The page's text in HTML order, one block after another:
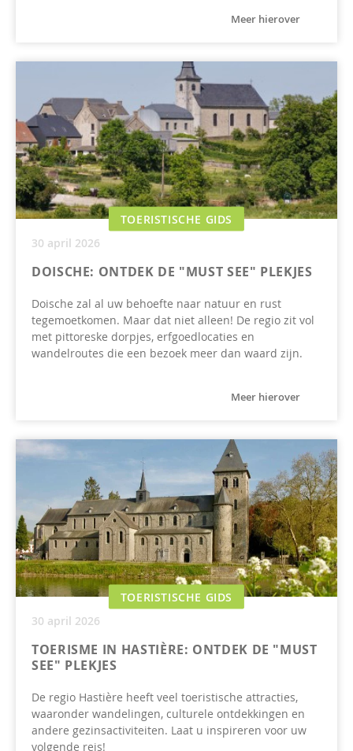
Meer hierover
TOERISTISCHE GIDS
30 april 2026
DOISCHE: ONTDEK DE "MUST SEE" PLEKJES
Doische zal al uw behoefte naar natuur en rust
tegemoetkomen. Maar dat niet alleen! De regio zit vol
met pittoreske dorpjes, erfgoedlocaties en
wandelroutes die een bezoek meer dan waard zijn.
Meer hierover
TOERISTISCHE GIDS
30 april 2026
TOERISME IN HASTIÈRE: ONTDEK DE "MUST
SEE" PLEKJES
De regio Hastière heeft veel toeristische attracties,
waaronder wandelingen, culturele ontdekkingen en
andere gezinsactiviteiten. Laat u inspireren voor uw
volgende reis!